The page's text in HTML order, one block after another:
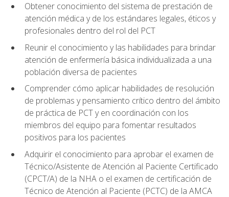
Obtener conocimiento del sistema de prestación de
atención médica y de los estándares legales, éticos y
profesionales dentro del rol del PCT
Reunir el conocimiento y las habilidades para brindar
atención de enfermería básica individualizada a una
población diversa de pacientes
Comprender cómo aplicar habilidades de resolución
de problemas y pensamiento crítico dentro del ámbito
de práctica de PCT y en coordinación con los
miembros del equipo para fomentar resultados
positivos para los pacientes
Adquirir el conocimiento para aprobar el examen de
Técnico/Asistente de Atención al Paciente Certificado
(CPCT/A) de la NHA o el examen de certificación de
Técnico de Atención al Paciente (PCTC) de la AMCA